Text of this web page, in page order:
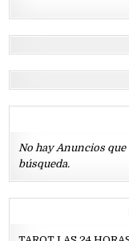
No hay Anuncios
búsqueda.